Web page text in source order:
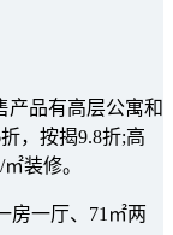
品有高层公寓和
，按揭9.8折;高
装修。
一厅、71㎡两